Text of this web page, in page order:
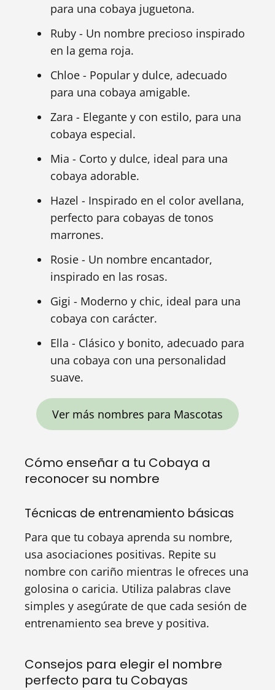
para una cobaya juguetona.
Ruby - Un nombre precioso inspirado
en la gema roja.
Chloe - Popular y dulce, adecuado
para una cobaya amigable.
Zara - Elegante y con estilo, para una
cobaya especial.
Mia - Corto y dulce, ideal para una
cobaya adorable.
Hazel - Inspirado en el color avellana,
perfecto para cobayas de tonos
marrones.
Rosie - Un nombre encantador,
inspirado en las rosas.
Gigi - Moderno y chic, ideal para una
cobaya con carácter.
Ella - Clásico y bonito, adecuado para
una cobaya con una personalidad
suave.
Ver más nombres para Mascotas
Cómo enseñar a tu Cobaya a
reconocer su nombre
Técnicas de entrenamiento básicas
Para que tu cobaya aprenda su nombre,
usa asociaciones positivas. Repite su
nombre con cariño mientras le ofreces una
golosina o caricia. Utiliza palabras clave
simples y asegúrate de que cada sesión de
entrenamiento sea breve y positiva.
Consejos para elegir el nombre
perfecto para tu Cobayas